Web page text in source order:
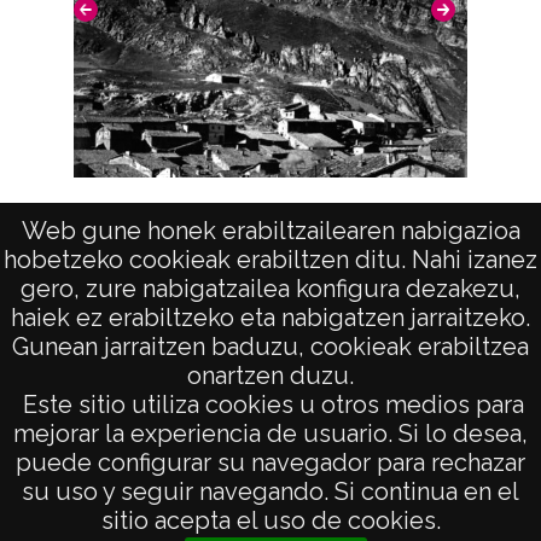
Web gune honek erabiltzailearen nabigazioa
hobetzeko cookieak erabiltzen ditu. Nahi izanez
gero, zure nabigatzailea konfigura dezakezu,
haiek ez erabiltzeko eta nabigatzen jarraitzeko.
Gunean jarraitzen baduzu, cookieak erabiltzea
onartzen duzu.
Este sitio utiliza cookies u otros medios para
mejorar la experiencia de usuario. Si lo desea,
puede configurar su navegador para rechazar
su uso y seguir navegando. Si continua en el
sitio acepta el uso de cookies.
negativo: R. 135 / F. 6 / N. 10 Duplicado del
positivo: 7829;
Licencia de las imágenes
CC BY-NC-SA 4.0
AVISO LEGAL
POLÍTICA DE PRIVACIDAD
ACCESIBILIDAD
ATENCIÓN CIUDADANA